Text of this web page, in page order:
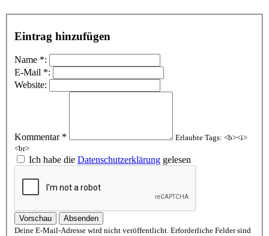
Eintrag hinzufügen
Name *:
E-Mail *:
Website:
Kommentar *
Erlaubte Tags: <b><i>
<br>
Ich habe die Datenschutzerklärung gelesen
Vorschau
Absenden
Deine E-Mail-Adresse wird nicht veröffentlicht. Erforderliche Felder sind